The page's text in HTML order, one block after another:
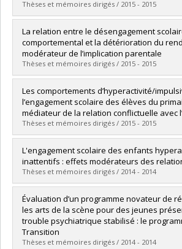
Lien vers le document dans Papyrus
Thèses et mémoires dirigés / 2015 - 2015
Graduate :Tardif-Grenier, Kristel
Cycle :Doctoral
Grade :Ph. D.
Lien vers le document dans Papyrus
La relation entre le désengagement
comportemental et la détérioration du
modérateur de l’implication parentale
Thèses et mémoires dirigés / 2015 - 2015
Graduate :LaRose-Hebert, Gabryelle
Cycle :Master's
Grade :M. Sc.
Lien vers le document dans Papyrus
Les comportements d’hyperactivité/
l’engagement scolaire des élèves du
médiateur de la relation conflictuelle avec
Thèses et mémoires dirigés / 2015 - 2015
Graduate :Fontaine-Boyte, Cathy
Cycle :Master's
Grade :M. Sc.
Lien vers le document dans Papyrus
L'engagement scolaire des enfants
inattentifs : effets modérateurs des
Thèses et mémoires dirigés / 2014 - 2014
Graduate :Olivier, Elizabeth
Cycle :Master's
Grade :M. Sc.
Lien vers le document dans Papyrus
Évaluation d’un programme novateur de
les arts de la scène pour des jeunes
trouble psychiatrique stabilisé : le
Transition
Thèses et mémoires dirigés / 2014 - 2014